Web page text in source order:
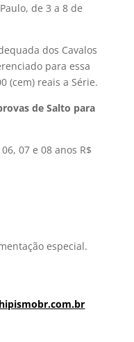
de 3 a 8 de
dos Cavalos
para essa
(cem) reais a Série.
de Salto para
07 e 08 anos R$
especial.